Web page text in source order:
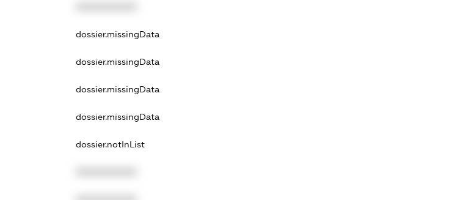
dossier.missingData
dossier.missingData
dossier.missingData
dossier.missingData
dossier.notInList